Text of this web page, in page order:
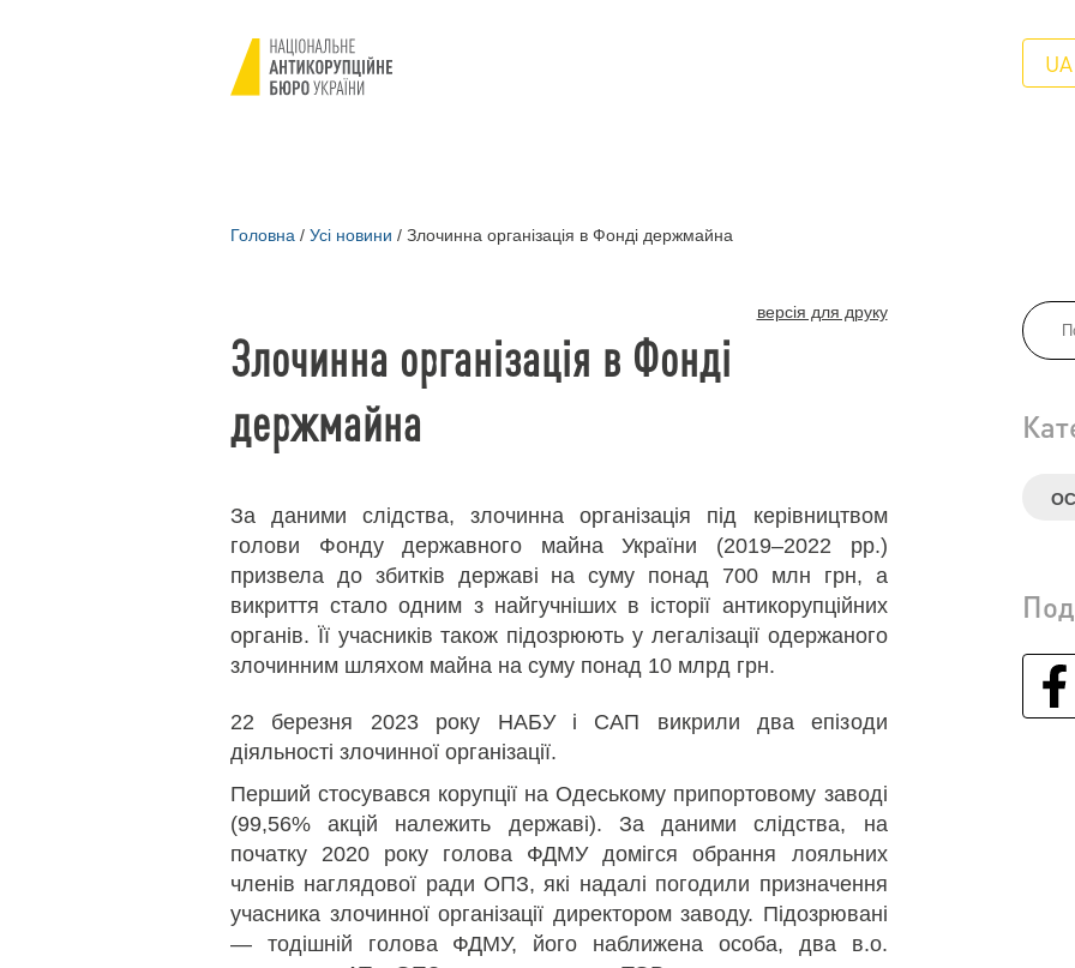
UA
Головна / Усі новини / Злочинна організація в Фонді держмайна
версія для друку
Злочинна організація в Фонді
держмайна
За даними слідства, злочинна організація під керівництвом
голови Фонду державного майна України (2019–2022 рр.)
призвела до збитків державі на суму понад 700 млн грн, а
викриття стало одним з найгучніших в історії антикорупційних
органів. Її учасників також підозрюють у легалізації одержаного
злочинним шляхом майна на суму понад 10 млрд грн.
22 березня 2023 року НАБУ і САП викрили два епізоди
діяльності злочинної організації.
Перший стосувався корупції на Одеському припортовому заводі
(99,56% акцій належить державі). За даними слідства, на
початку 2020 року голова ФДМУ домігся обрання лояльних
членів наглядової ради ОПЗ, які надалі погодили призначення
учасника злочинної організації директором заводу. Підозрювані
— тодішній голова ФДМУ, його наближена особа, два в.о.